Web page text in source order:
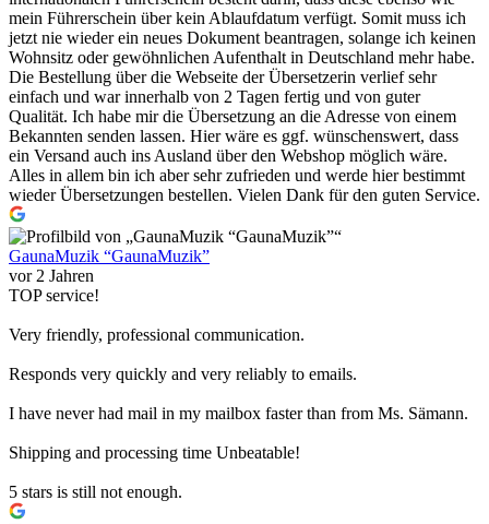
mein Führerschein über kein Ablaufdatum verfügt. Somit muss ich
jetzt nie wieder ein neues Dokument beantragen, solange ich keinen
Wohnsitz oder gewöhnlichen Aufenthalt in Deutschland mehr habe.
Die Bestellung über die Webseite der Übersetzerin verlief sehr
einfach und war innerhalb von 2 Tagen fertig und von guter
Qualität. Ich habe mir die Übersetzung an die Adresse von einem
Bekannten senden lassen. Hier wäre es ggf. wünschenswert, dass
ein Versand auch ins Ausland über den Webshop möglich wäre.
Alles in allem bin ich aber sehr zufrieden und werde hier bestimmt
wieder Übersetzungen bestellen. Vielen Dank für den guten Service.
GaunaMuzik “GaunaMuzik”
vor 2 Jahren
TOP service!
Very friendly, professional communication.
Responds very quickly and very reliably to emails.
I have never had mail in my mailbox faster than from Ms. Sämann.
Shipping and processing time Unbeatable!
5 stars is still not enough.